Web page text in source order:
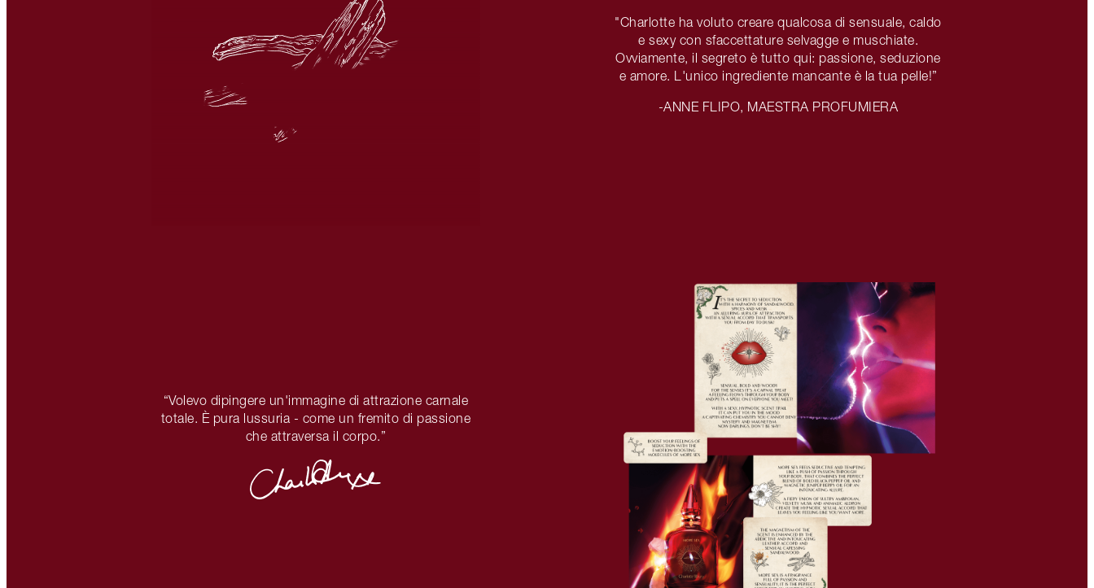
"Charlotte ha voluto creare qualcosa di sensuale, caldo
e sexy con sfaccettature selvagge e muschiate.
Ovviamente, il segreto è tutto qui: passione, seduzione
e amore. L'unico ingrediente mancante è la tua pelle!”
-ANNE FLIPO, MAESTRA PROFUMIERA
“Volevo dipingere un'immagine di attrazione carnale
totale. È pura lussuria - come un fremito di passione
che attraversa il corpo.”